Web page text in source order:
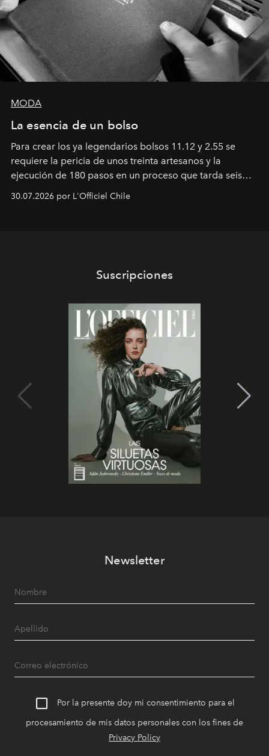
MODA
La esencia de un bolso
Para crear los ya legendarios bolsos 11.12 y 2.55 se
requiere la pericia de unos treinta artesanos y la
ejecución de 180 pasos en un proceso que tarda seis
semanas. Los expertos ponen en práctica una técnica
que se enseña solamente en la escuela de formación de
30.07.2026 por L'Officiel Chile
Suscripciones
Newsletter
Por la presente doy mi consentimiento para el
procesamiento de mis datos personales con los fines de
Privacy Policy